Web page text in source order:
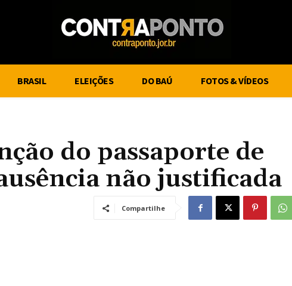
BRASIL ELEIÇÕES DO BAÚ FOTOS & VÍDEOS
do passaporte de
não justificada
Compartilhe